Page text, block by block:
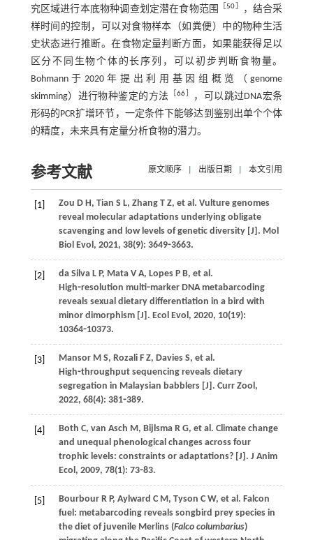
究区域进行本底物种调查划定潜在食物范围
［50
，结合采
样时间的控制，可以对食物样本（如粪便）中的物种生活
史状态进行推断。在食物定量判断方面，如果能获得足以
区分不同生物个体的长序列，可以初步判断食物量。
Bohmann于2020年提出利用基因组概览（genome
skimming）进行物种鉴定的方法 ［66
，可以跳过DNA宏条
形码的PCR扩增环节，一定条件下能够达到鉴别出单个个体
的精度，未来具有定量分析食物的潜力。
参考文献 原文顺序 出版日期 本文引用
[1] Zou D H, Tian S L, Zhang T Z, et al. Vulture genomes
reveal molecular adaptations underlying obligate
scavenging and low levels of genetic diversity [J]. Mol
Biol Evol, 2021, 38(9): 3649⁃3663.
[2] da Silva L P, Mata V A, Lopes P B, et al.
High⁃resolution multi⁃marker DNA metabarcoding
reveals sexual dietary differentiation in a bird with
minor dimorphism [J]. Ecol Evol, 2020, 10(19):
10364⁃10373.
[3] Mansor M S, Rozali F Z, Davies S, et al.
High⁃throughput sequencing reveals dietary
segregation in Malaysian babblers [J]. Curr Zool,
2022, 68(4): 381⁃389.
[4] Both C, van Asch M, Bijlsma R G, et al. Climate change
and unequal phenological changes across four
trophic levels: constraints or adaptations? [J]. J Anim
Ecol, 2009, 78(1): 73⁃83.
[5] Bourbour R P, Aylward C M, Tyson C W, et al. Falcon
fuel: metabarcoding reveals songbird prey species in
the diet of juvenile Merlins (Falco columbarius)